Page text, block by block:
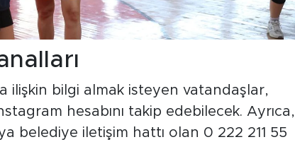
ilişkin bilgi almak isteyen vatandaşlar,
hesabını takip edebilecek. Ayrıca,
belediye iletişim hattı olan 0 222 211 55